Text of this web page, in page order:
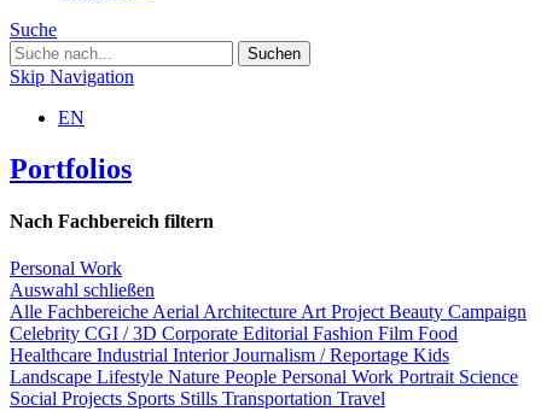
Suche
Skip Navigation
EN
Portfolios
Nach Fachbereich filtern
Personal Work
Auswahl schließen
Alle Fachbereiche Aerial Architecture Art Project Beauty Campaign
Celebrity CGI / 3D Corporate Editorial Fashion Film Food
Healthcare Industrial InteriorJournalism / Reportage Kids
Landscape Lifestyle Nature People Personal Work Portrait Science
Social Projects Sports Stills Transportation Travel